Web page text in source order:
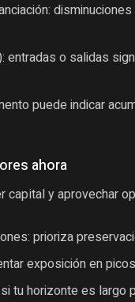
o salidas
puede indicar
ahora
y aprovechar
prioriza
exposición en
tu horizonte es largo